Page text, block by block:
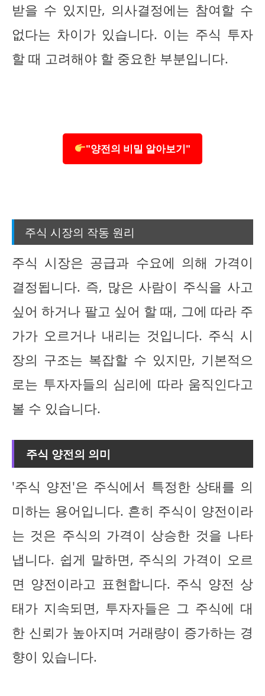
받을 수 있지만, 의사결정에는 참여할 수
없다는 차이가 있습니다. 이는 주식 투자
할 때 고려해야 할 중요한 부분입니다.
"양전의 비밀 알아보기"
주식 시장의 작동 원리
주식 시장은 공급과 수요에 의해 가격이
결정됩니다. 즉, 많은 사람이 주식을 사고
싶어 하거나 팔고 싶어 할 때, 그에 따라 주
가가 오르거나 내리는 것입니다. 주식 시
장의 구조는 복잡할 수 있지만, 기본적으
로는 투자자들의 심리에 따라 움직인다고
볼 수 있습니다.
주식 양전의 의미
'주식 양전'은 주식에서 특정한 상태를 의
미하는 용어입니다. 흔히 주식이 양전이라
는 것은 주식의 가격이 상승한 것을 나타
냅니다. 쉽게 말하면, 주식의 가격이 오르
면 양전이라고 표현합니다. 주식 양전 상
태가 지속되면, 투자자들은 그 주식에 대
한 신뢰가 높아지며 거래량이 증가하는 경
향이 있습니다.